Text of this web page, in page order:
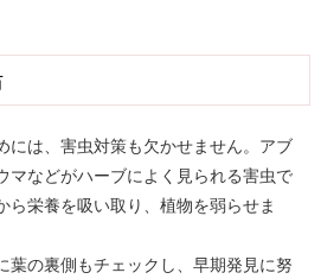
には、害虫対策も欠かせません。アブ
マなどがハーブによく見られる害虫で
ら栄養を吸い取り、植物を弱らせま
葉の裏側もチェックし、早期発見に努